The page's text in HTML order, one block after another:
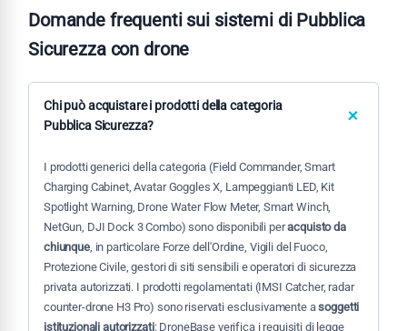
Domande frequenti sui sistemi di Pubblica
Sicurezza con drone
Chi può acquistare i prodotti della categoria
Pubblica Sicurezza?
I prodotti generici della categoria (Field Commander, Smart
Charging Cabinet, Avatar Goggles X, Lampeggianti LED, Kit
Spotlight Warning, Drone Water Flow Meter, Smart Winch,
NetGun, DJI Dock 3 Combo) sono disponibili peracquisto da
chiunque, in particolare Forze dell'Ordine, Vigili del Fuoco,
Protezione Civile, gestori di siti sensibili e operatori di sicurezza
privata autorizzati. I prodotti regolamentati (IMSI Catcher, radar
counter-drone H3 Pro) sono riservati esclusivamente asoggetti
istituzionali autorizzati: DroneBase verifica i requisiti di legge